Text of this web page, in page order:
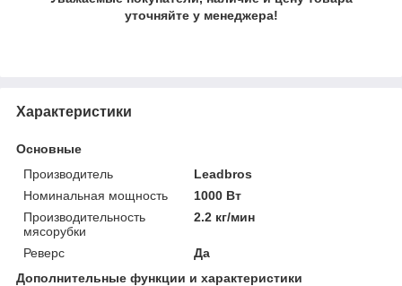
уточняйте у менеджера!
Характеристики
Основные
Производитель
Leadbros
Номинальная мощность
1000 Вт
Производительность
мясорубки
2.2 кг/мин
Реверс
Да
Дополнительные функции и характеристики